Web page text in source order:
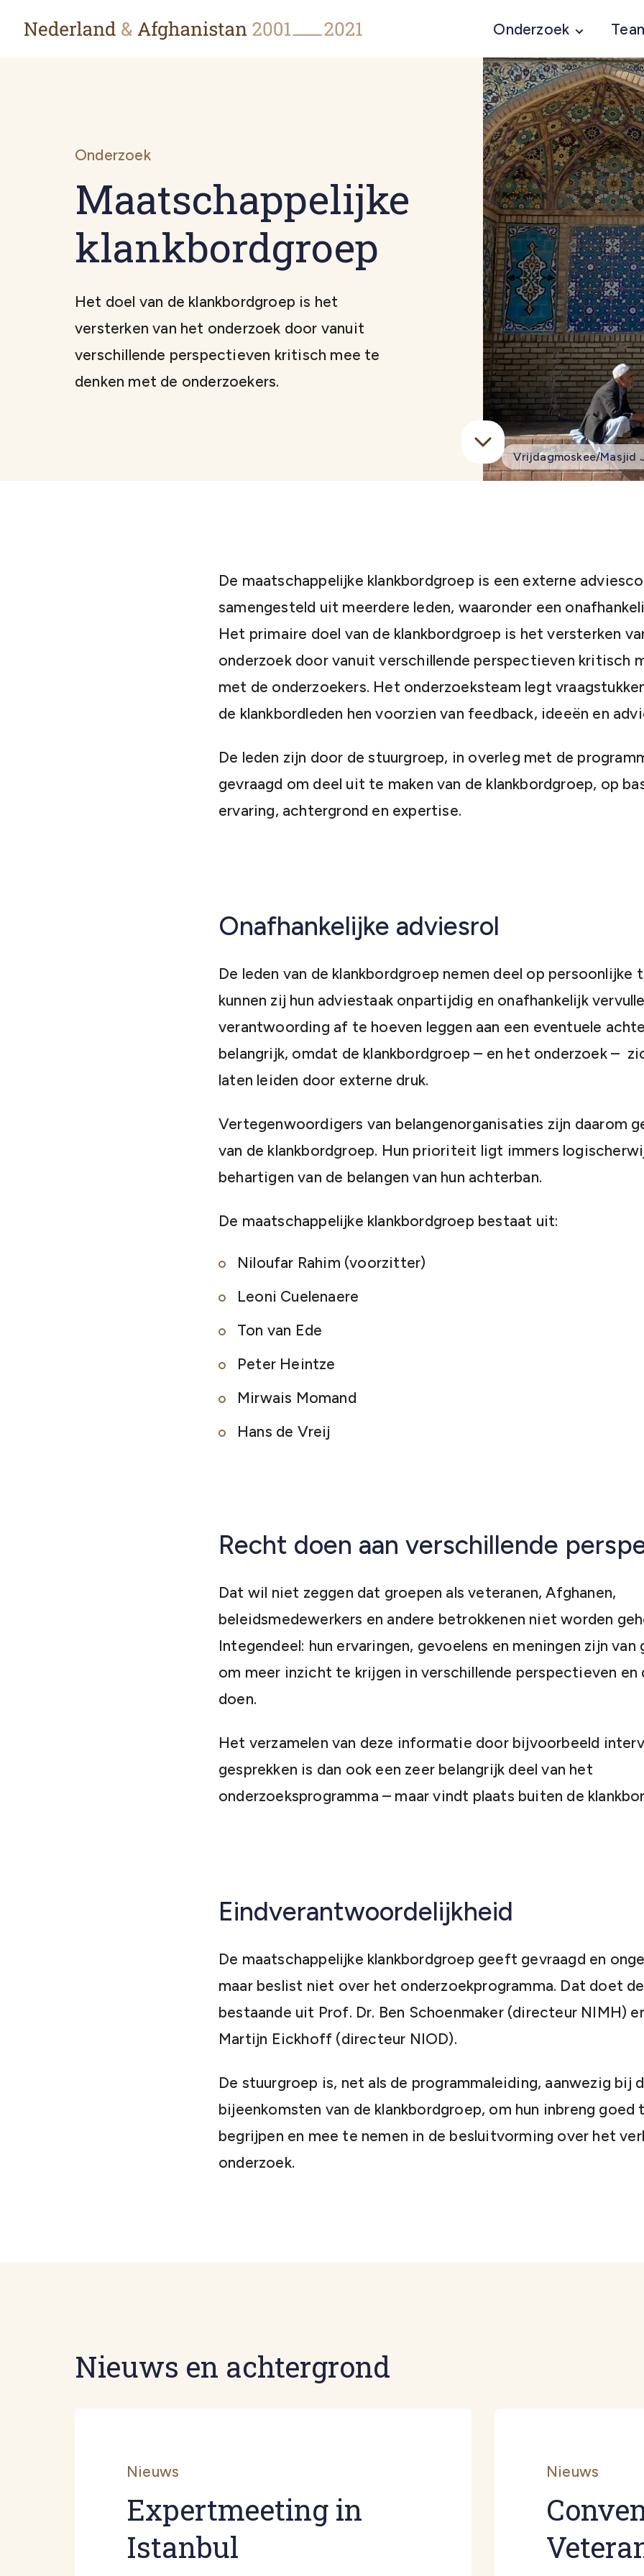
Onderzoek
Onderzoek
Maatschappelijke
klankbordgroep
Het doel van de klankbordgroep is het
versterken van het onderzoek door vanuit
verschillende perspectieven kritisch mee te
denken met de onderzoekers.
Vrijdagmoskee/Masjid
De maatschappelijke klankbordgroep is een externe
samengesteld uit meerdere leden, waaronder een
Het primaire doel van de klankbordgroep is het versterken
onderzoek door vanuit verschillende perspectieven kritisch
met de onderzoekers. Het onderzoeksteam legt
de klankbordleden hen voorzien van feedback, ideeën en
De leden zijn door de stuurgroep, in overleg met de
gevraagd om deel uit te maken van de klankbordgroep, op
ervaring, achtergrond en expertise.
Onafhankelijke adviesrol
De leden van de klankbordgroep nemen deel op persoonlijke
kunnen zij hun adviestaak onpartijdig en onafhankelijk
verantwoording af te hoeven leggen aan een eventuele
belangrijk, omdat de klankbordgroep – en het onderzoek –
laten leiden door externe druk.
Vertegenwoordigers van belangenorganisaties zijn daarom
van de klankbordgroep. Hun prioriteit ligt immers
behartigen van de belangen van hun achterban.
De maatschappelijke klankbordgroep bestaat uit:
Niloufar Rahim (voorzitter)
Leoni Cuelenaere
Ton van Ede
Peter Heintze
Mirwais Momand
Hans de Vreij
Recht doen aan verschillende
Dat wil niet zeggen dat groepen als veteranen, Afghanen,
beleidsmedewerkers en andere betrokkenen niet worden
Integendeel: hun ervaringen, gevoelens en meningen zijn van
om meer inzicht te krijgen in verschillende perspectieven en
doen.
Het verzamelen van deze informatie door bijvoorbeeld
gesprekken is dan ook een zeer belangrijk deel van het
onderzoeksprogramma – maar vindt plaats buiten de
Eindverantwoorde­lijkheid
De maatschappelijke klankbordgroep geeft gevraagd en
maar beslist niet over het onderzoekprogramma. Dat doet
bestaande uit Prof. Dr. Ben Schoenmaker (directeur NIMH)
Martijn Eickhoff (directeur NIOD).
De stuurgroep is, net als de programmaleiding, aanwezig bij
bijeenkomsten van de klankbordgroep, om hun inbreng goed
begrijpen en mee te nemen in de besluitvorming over het
onderzoek.
Nieuws en achtergrond
Nieuws
Expertmeeting in
Istanbul
Nieuws